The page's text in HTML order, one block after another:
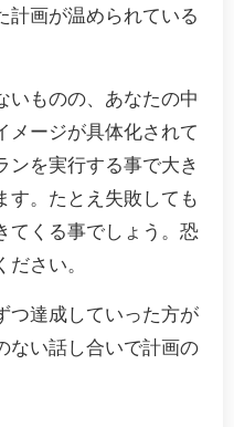
計画が温められている
いものの、あなたの中
メージが具体化されて
ンを実行する事で大き
す。たとえ失敗しても
てくる事でしょう。恐
さい。
つ達成していった方が
ない話し合いで計画の